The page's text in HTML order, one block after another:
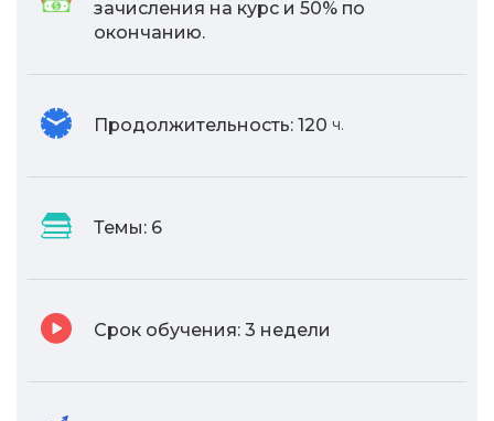
зачисления на курс и 50% по
окончанию.
Продолжительность: 120 ч.
Темы: 6
Срок обучения: 3 недели